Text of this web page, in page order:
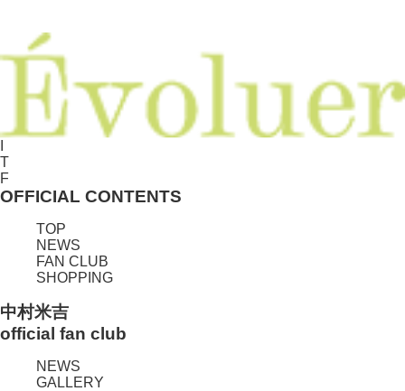
T
F
OFFICIAL CONTENTS
TOP
NEWS
FAN CLUB
SHOPPING
中村米吉
official fan club
NEWS
GALLERY